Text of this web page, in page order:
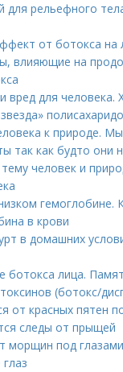
для рельефного
от ботокса на
влияющие на
вред для человека.
к природе.
так как будто они
человек и
гемоглобине.
в крови
в домашних
ботокса лица.
(ботокс/
от красных пятен
следы от прыщей
морщин под